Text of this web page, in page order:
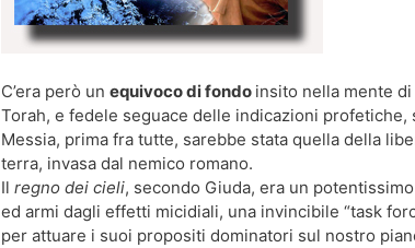
C’era però unequivoco di fondo insito nella mente
Torah, e fedele seguace delle indicazioni profetiche,
Messia, prima fra tutte, sarebbe stata quella della
terra, invasa dal nemico romano.
Ilregno dei cieli, secondo Giuda, era un
ed armi dagli effetti micidiali, una invincibile “task
per attuare i suoi propositi dominatori sul nostro